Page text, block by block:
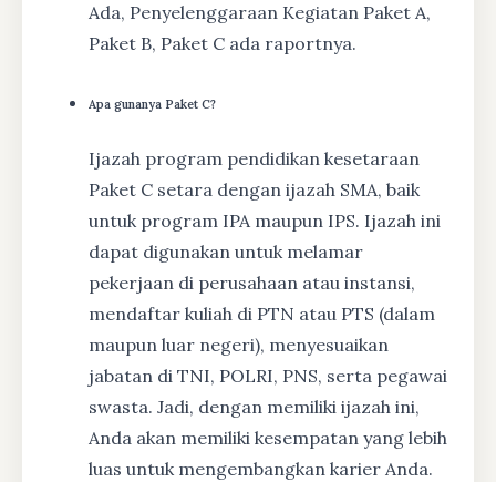
Ada, Penyelenggaraan Kegiatan Paket A,
Paket B, Paket C ada raportnya.
Apa gunanya Paket C?
Ijazah program pendidikan kesetaraan
Paket C setara dengan ijazah SMA, baik
untuk program IPA maupun IPS. Ijazah ini
dapat digunakan untuk melamar
pekerjaan di perusahaan atau instansi,
mendaftar kuliah di PTN atau PTS (dalam
maupun luar negeri), menyesuaikan
jabatan di TNI, POLRI, PNS, serta pegawai
swasta. Jadi, dengan memiliki ijazah ini,
Anda akan memiliki kesempatan yang lebih
luas untuk mengembangkan karier Anda.